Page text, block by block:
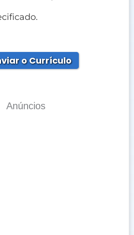
o Currículo
Anúncios